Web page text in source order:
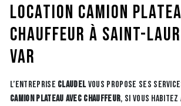
location camion
chauffeur à Saint-
Var
L’entreprise CLAUDELvous propose ses
camion plateau avec chauffeur, si vous habitez